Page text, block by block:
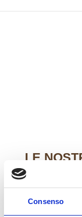
Consenso
LE